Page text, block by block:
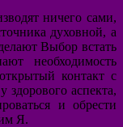
ничего сами,
духовной, а
Выбор встать
необходимость
контакт с
здорового аспекта,
и обрести
Я.